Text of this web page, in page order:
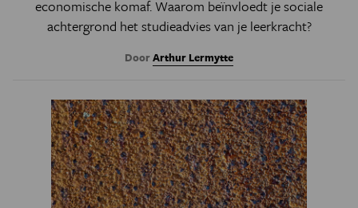
economische komaf. Waarom beïnvloedt je sociale
achtergrond het studieadvies van je leerkracht?
DoorArthur Lermytte